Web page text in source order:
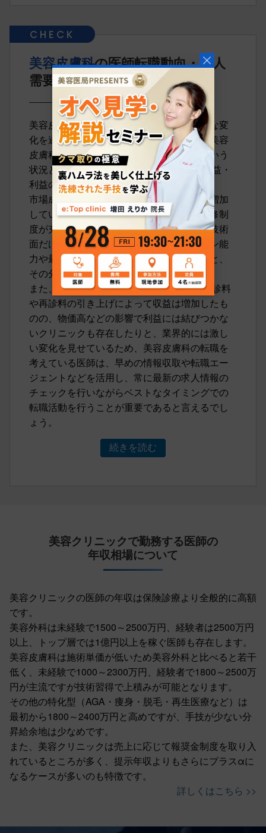
美容皮膚科の医師転職動向・求人
需要
美容皮膚科の医師の転職市場は、近年顕著な変
化を遂げています。その主な理由として、美容
皮膚科市場自体が近年で急成長しているという
状況と、｢2024年度診療報酬改定｣による収益・
利益の変化が挙げられます。
市場成長によって求人数・転職志望者数も増加
している中、特に雇用条件の良い募集や研修制
度が充実している美容皮膚科では、単なる技術
面だけではなく患者とのコミュニケーション能
力や最新の美容医療知識も重要視されたりと、
その分採用基準も高まってきています。
また、2024年度診療報酬改定によって、初診料
や再診料の引き上げによって収益は増加したも
のの、物価高などの影響で利益には結びつかな
いクリニックも存在したりと、業界的には激し
い変化を見せているため、美容皮膚科の転職を
考えている医師は、早めの情報収取や転職エー
ジェントなどを活用し、常に最新の求人情報の
チェックを行いながらベストなタイミングでの
転職活動を行うことが重要であると言えるでし
ょう。
続きを読む
美容クリニックで勤務する医師の
年収相場について
美容クリニックの医師の年収は保険診療より全般的に高額
です。
美容外科は未経験で1500～2500万円、経験者は2500万円
以上、トップ層では1億円以上を稼ぐ医師も存在します。
美容皮膚科は施術単価が低いため美容外科と比べると若干
低く、未経験で1000～2300万円、経験者で1800～2500万
円が主流ですが技術習得で上積みが可能となります。
その他の特化型（AGA・痩身・脱毛・再生医療など）は
最初から1800～2400万円と高めですが、手技が少ない分
昇給余地は少なめです。
また、美容クリニックは売上に応じて報奨金制度を取り入
れているところが多く、提示年収よりもさらにプラスαに
なるケースが多いのも特徴です。
詳しくはこちら >>